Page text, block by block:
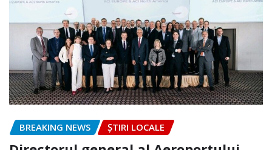
BREAKING NEWS ȘTIRI LOCALE